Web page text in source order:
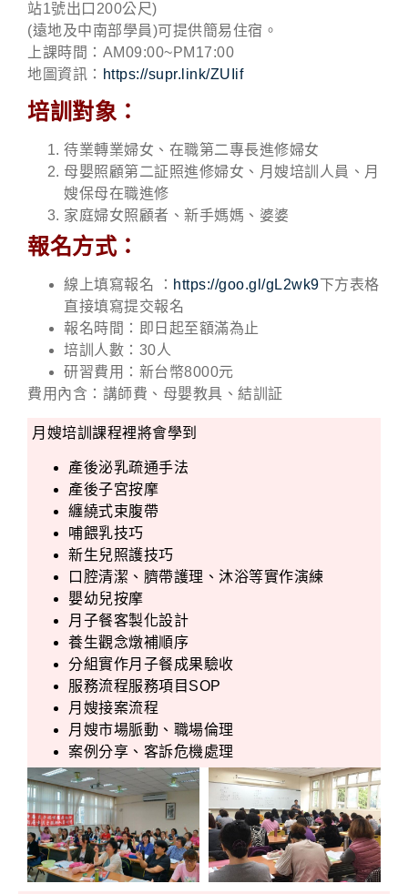
站1號出口200公尺)
(遠地及中南部學員)可提供簡易住宿。
上課時間：AM09:00~PM17:00
地圖資訊： https://supr.link/ZUIif
培訓對象：
待業轉業婦女、在職第二專長進修婦女
母嬰照顧第二証照進修婦女、月嫂培訓人員、月
嫂保母在職進修
家庭婦女照顧者、新手媽媽、婆婆
報名方式：
線上填寫報名 ： https://goo.gl/gL2wk9下方表格
直接填寫提交報名
報名時間：即日起至額滿為止
培訓人數：30人
研習費用：新台幣8000元
費用內含：講師費、母嬰教具、結訓証
月嫂培訓課程裡將會學到
產後泌乳疏通手法
產後子宮按摩
纏繞式束腹帶
哺餵乳技巧
新生兒照護技巧
口腔清潔、臍帶護理、沐浴等實作演練
嬰幼兒按摩
月子餐客製化設計
養生觀念燉補順序
分組實作月子餐成果驗收
服務流程服務項目SOP
月嫂接案流程
月嫂市場脈動、職場倫理
案例分享、客訴危機處理